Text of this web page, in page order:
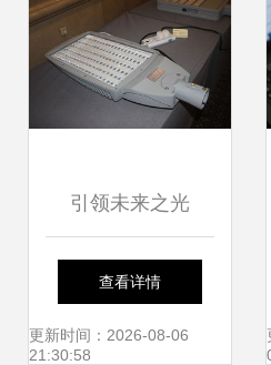
引领未来之光
2015德洛斯照明技
术交流会北京站聚
查看详情
更新时间：2026-08-06
21:30:58